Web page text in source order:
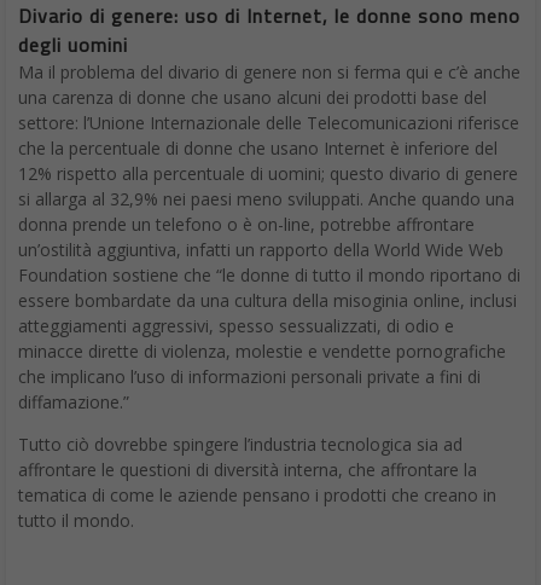
Divario di genere: uso di Internet, le donne sono meno
degli uomini
Ma il problema del divario di genere non si ferma qui e c’è anche
una carenza di donne che usano alcuni dei prodotti base del
settore: l’Unione Internazionale delle Telecomunicazioni riferisce
che la percentuale di donne che usano Internet è inferiore del
12% rispetto alla percentuale di uomini; questo divario di genere
si allarga al 32,9% nei paesi meno sviluppati. Anche quando una
donna prende un telefono o è on-line, potrebbe affrontare
un’ostilità aggiuntiva, infatti un rapporto della World Wide Web
Foundation sostiene che “le donne di tutto il mondo riportano di
essere bombardate da una cultura della misoginia online, inclusi
atteggiamenti aggressivi, spesso sessualizzati, di odio e
minacce dirette di violenza, molestie e vendette pornografiche
che implicano l’uso di informazioni personali private a fini di
diffamazione.”
Tutto ciò dovrebbe spingere l’industria tecnologica sia ad
affrontare le questioni di diversità interna, che affrontare la
tematica di come le aziende pensano i prodotti che creano in
tutto il mondo.